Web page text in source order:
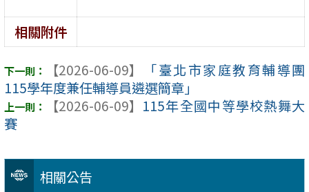
相關公告
相關附件
【2026-06-09】
「臺北市家庭教育輔導團
115學年度兼任輔導員遴選簡章」
【2026-06-09】 115年全國中等學校熱舞大
賽